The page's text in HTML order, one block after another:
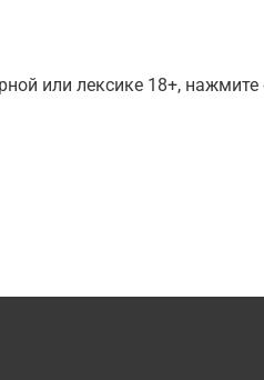
или лексике 18+, нажмите